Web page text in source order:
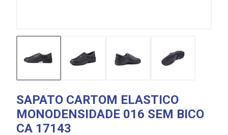
SAPATO CARTOM ELASTICO
MONODENSIDADE 016 SEM BICO
CA 17143